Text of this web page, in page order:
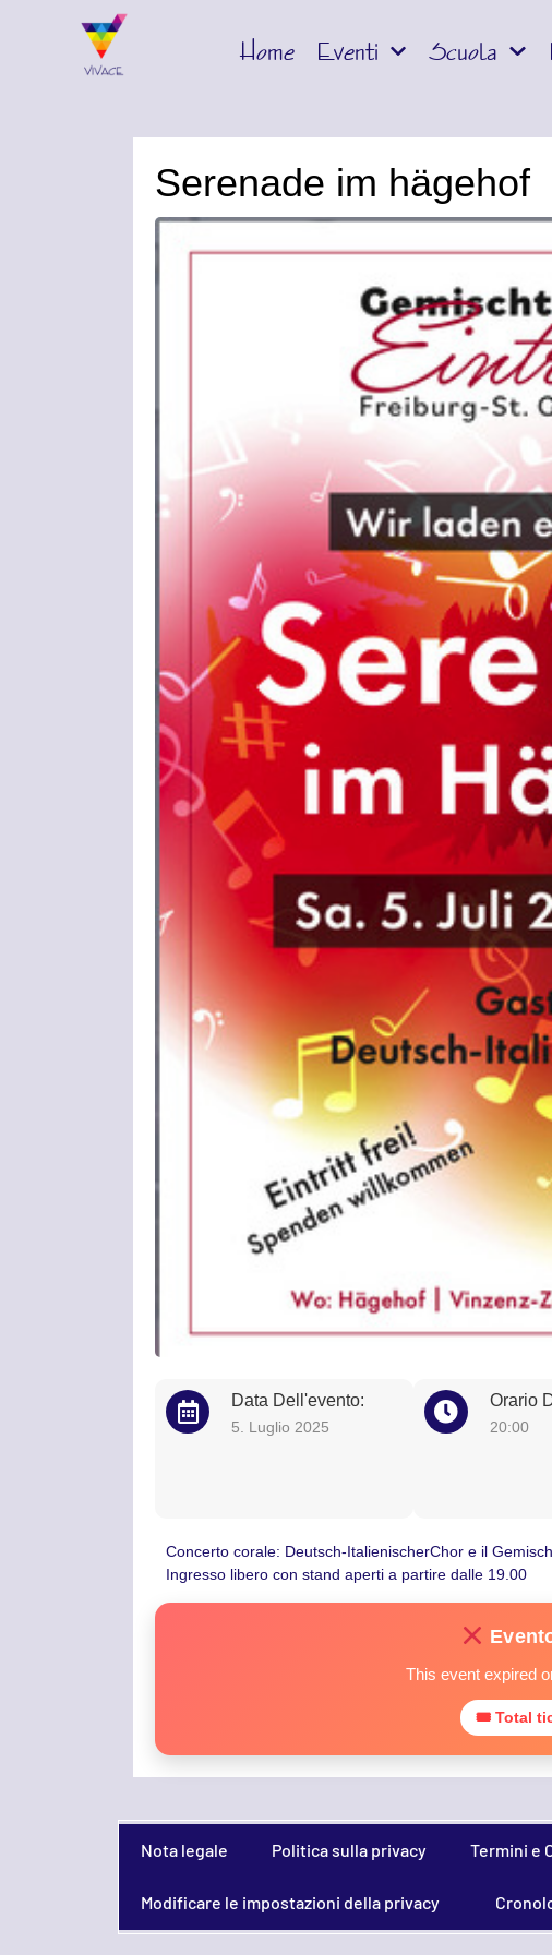
Home Eventi Scuola
Serenade im hägehof
Data Dell'evento:
5. Luglio 2025
Orario
20:00
Concerto corale: Deutsch-ItalienischerChor e il
Ingresso libero con stand aperti a partire dalle 19.00
This event expired
🎟 Total
Nota legale Politica sulla privacy Termini e
Modificare le impostazioni della privacy